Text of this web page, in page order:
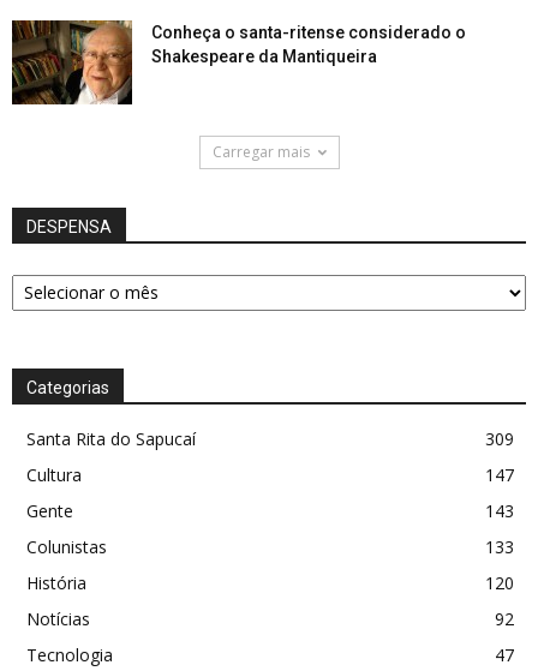
Conheça o santa-ritense considerado o
Shakespeare da Mantiqueira
Carregar mais
DESPENSA
DESPENSA
Categorias
Santa Rita do Sapucaí
309
Cultura
147
Gente
143
Colunistas
133
História
120
Notícias
92
Tecnologia
47